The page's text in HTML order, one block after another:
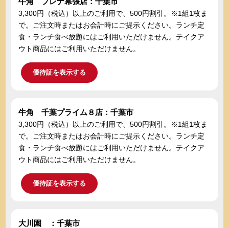
3,300円（税込）以上のご利用で、500円割引。※1組1枚ま
で。ご注文時またはお会計時にご提示ください。ランチ定
食・ランチ食べ放題にはご利用いただけません。テイクア
ウト商品にはご利用いただけません。
優待証を表示する
牛角 千葉プライム８店：千葉市
3,300円（税込）以上のご利用で、500円割引。※1組1枚ま
で。ご注文時またはお会計時にご提示ください。ランチ定
食・ランチ食べ放題にはご利用いただけません。テイクア
ウト商品にはご利用いただけません。
優待証を表示する
大川園 ：千葉市